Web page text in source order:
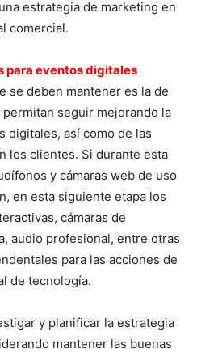
estrategia de marketing en
comercial.
para eventos digitales
se deben mantener es la de
seguir mejorando la
digitales, así como de las
los clientes. Si durante esta
y cámaras web de uso
en esta siguiente etapa los
cámaras de
audio profesional, entre otras
para las acciones de
de tecnología.
y planificar la estrategia
mantener las buenas